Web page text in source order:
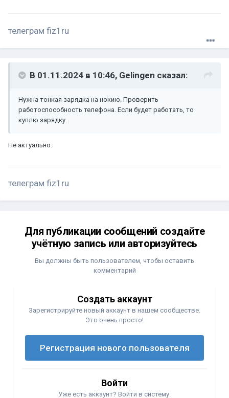
телеграм fiz1ru
В 01.11.2024 в 10:46, Gelingen сказал:
Нужна тонкая зарядка на нокию. Проверить
работоспособность телефона. Если будет работать, то
куплю зарядку.
Не актуально.
телеграм fiz1ru
Для публикации сообщений создайте
учётную запись или авторизуйтесь
Вы должны быть пользователем, чтобы оставить
комментарий
Создать аккаунт
Зарегистрируйте новый аккаунт в нашем сообществе.
Это очень просто!
Регистрация нового пользователя
Войти
Уже есть аккаунт? Войти в систему.